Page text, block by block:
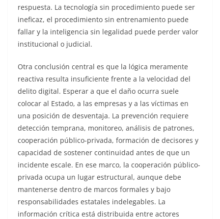
respuesta. La tecnología sin procedimiento puede ser
ineficaz, el procedimiento sin entrenamiento puede
fallar y la inteligencia sin legalidad puede perder valor
institucional o judicial.
Otra conclusión central es que la lógica meramente
reactiva resulta insuficiente frente a la velocidad del
delito digital. Esperar a que el daño ocurra suele
colocar al Estado, a las empresas y a las víctimas en
una posición de desventaja. La prevención requiere
detección temprana, monitoreo, análisis de patrones,
cooperación público-privada, formación de decisores y
capacidad de sostener continuidad antes de que un
incidente escale. En ese marco, la cooperación público-
privada ocupa un lugar estructural, aunque debe
mantenerse dentro de marcos formales y bajo
responsabilidades estatales indelegables. La
información crítica está distribuida entre actores